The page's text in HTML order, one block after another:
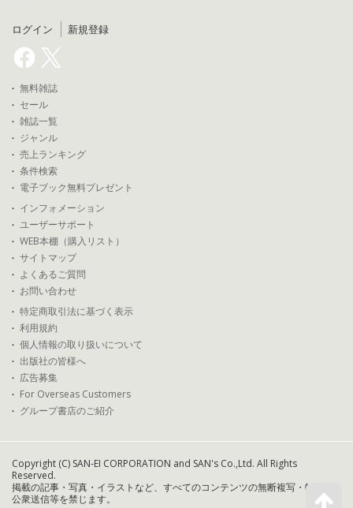
ログイン 新規登録
無料雑誌
セール
雑誌一覧
ジャンル
売上ランキング
条件検索
電子ブック無料プレゼント
インフォメーション
ユーザーサポート
WEB本棚（購入リスト）
サイトマップ
よくあるご質問
お問い合わせ
特定商取引法に基づく表示
利用規約
個人情報の取り扱いについて
出版社の皆様へ
広告募集
For Overseas Customers
グループ書店のご紹介
Copyright (C) SAN-EI CORPORATION and SAN's Co.,Ltd. All Rights
Reserved.
掲載の記事・写真・イラストなど、すべてのコンテンツの無断複写・転載・
公衆送信等を禁じます。